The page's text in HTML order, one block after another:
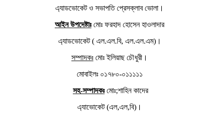
এ্যাডভোকেট ও সভাপতি প্রেসক্লাব ভোলা।
আইন উপদেষ্টাঃমোঃ ফরহাদ হোসেন হাওলাদার
এ্যাডভোকেট ( এল.এল.বি, এল.এল.এম)।
সম্পাদকঃ মোঃ ইলিয়াছ চৌধুরী।
মোবাইলঃ ০১৭৮০-০১১১১১
সহ-সম্পাদকঃমোঃ;শাহিন কাদের
এ্যাভোকেট (এল,এল,বি)।